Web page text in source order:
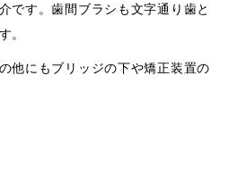
です。歯間ブラシも文字通り歯と
。
他にもブリッジの下や矯正装置の